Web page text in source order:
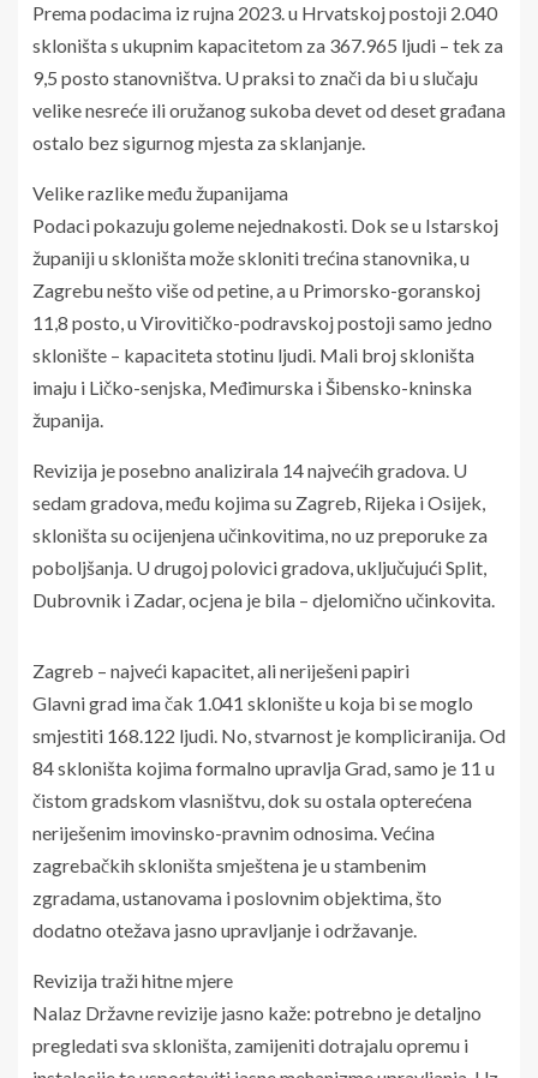
Prema podacima iz rujna 2023. u Hrvatskoj postoji 2.040
skloništa s ukupnim kapacitetom za 367.965 ljudi – tek za
9,5 posto stanovništva. U praksi to znači da bi u slučaju
velike nesreće ili oružanog sukoba devet od deset građana
ostalo bez sigurnog mjesta za sklanjanje.
Velike razlike među županijama
Podaci pokazuju goleme nejednakosti. Dok se u Istarskoj
županiji u skloništa može skloniti trećina stanovnika, u
Zagrebu nešto više od petine, a u Primorsko-goranskoj
11,8 posto, u Virovitičko-podravskoj postoji samo jedno
sklonište – kapaciteta stotinu ljudi. Mali broj skloništa
imaju i Ličko-senjska, Međimurska i Šibensko-kninska
županija.
Revizija je posebno analizirala 14 najvećih gradova. U
sedam gradova, među kojima su Zagreb, Rijeka i Osijek,
skloništa su ocijenjena učinkovitima, no uz preporuke za
poboljšanja. U drugoj polovici gradova, uključujući Split,
Dubrovnik i Zadar, ocjena je bila – djelomično učinkovita.
Zagreb – najveći kapacitet, ali neriješeni papiri
Glavni grad ima čak 1.041 sklonište u koja bi se moglo
smjestiti 168.122 ljudi. No, stvarnost je kompliciranija. Od
84 skloništa kojima formalno upravlja Grad, samo je 11 u
čistom gradskom vlasništvu, dok su ostala opterećena
neriješenim imovinsko-pravnim odnosima. Većina
zagrebačkih skloništa smještena je u stambenim
zgradama, ustanovama i poslovnim objektima, što
dodatno otežava jasno upravljanje i održavanje.
Revizija traži hitne mjere
Nalaz Državne revizije jasno kaže: potrebno je detaljno
pregledati sva skloništa, zamijeniti dotrajalu opremu i